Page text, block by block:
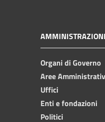
Organi di Governo
Aree
Uffici
Enti e fondazioni
Politici